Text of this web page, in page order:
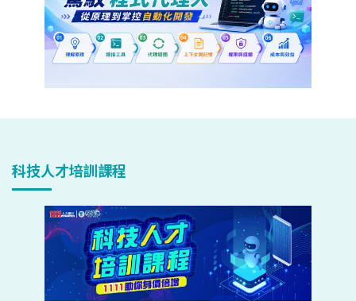
科技人才培訓課程